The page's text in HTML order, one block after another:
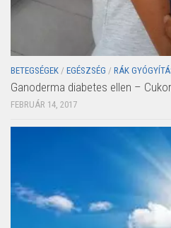
BETEGSÉGEK / EGÉSZSÉG / RÁK
Ganoderma diabetes ellen –
FEBRUÁR 14, 2017